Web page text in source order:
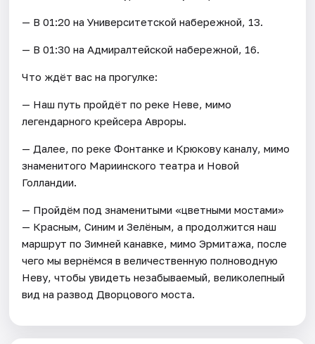
— В 01:20 на Университетской набережной, 13.
— В 01:30 на Адмиралтейской набережной, 16.
Что ждёт вас на прогулке:
— Наш путь пройдёт по реке Неве, мимо
легендарного крейсера Авроры.
— Далее, по реке Фонтанке и Крюкову каналу, мимо
знаменитого Мариинского театра и Новой
Голландии.
— Пройдём под знаменитыми «цветными мостами»
— Красным, Синим и Зелёным, а продолжится наш
маршрут по Зимней канавке, мимо Эрмитажа, после
чего мы вернёмся в величественную полноводную
Неву, чтобы увидеть незабываемый, великолепный
вид на развод Дворцового моста.